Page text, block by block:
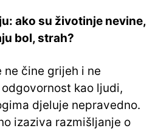
ako su životinje nevine,
bol, strah?
čine grijeh i ne
kao ljudi,
djeluje nepravedno.
izaziva razmišljanje o